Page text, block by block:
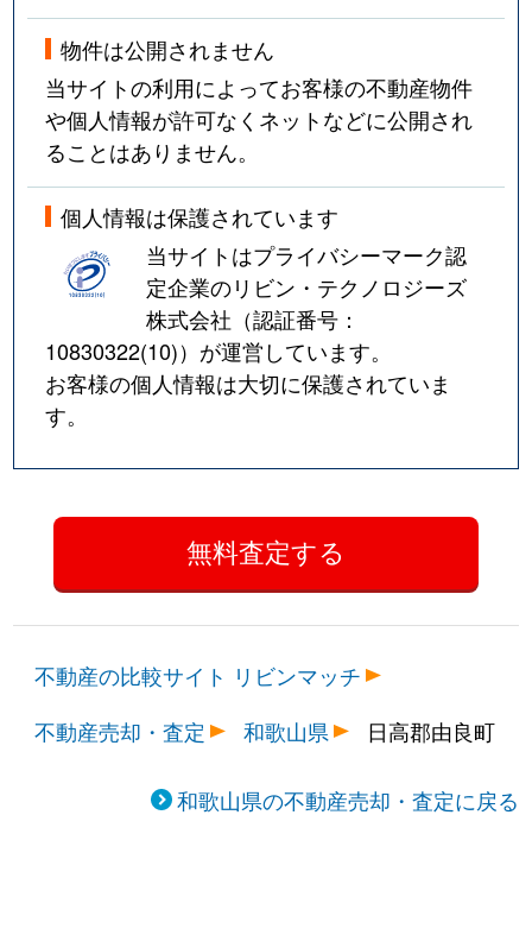
物件は公開されません
当サイトの利用によってお客様の不動産物件
や個人情報が許可なくネットなどに公開され
ることはありません。
個人情報は保護されています
当サイトはプライバシーマーク認
定企業のリビン・テクノロジーズ
株式会社（認証番号：
10830322(10)）が運営しています。
お客様の個人情報は大切に保護されていま
す。
不動産の比較サイト リビンマッチ
不動産売却・査定
和歌山県 日高郡由良町
和歌山県の不動産売却・査定に戻る